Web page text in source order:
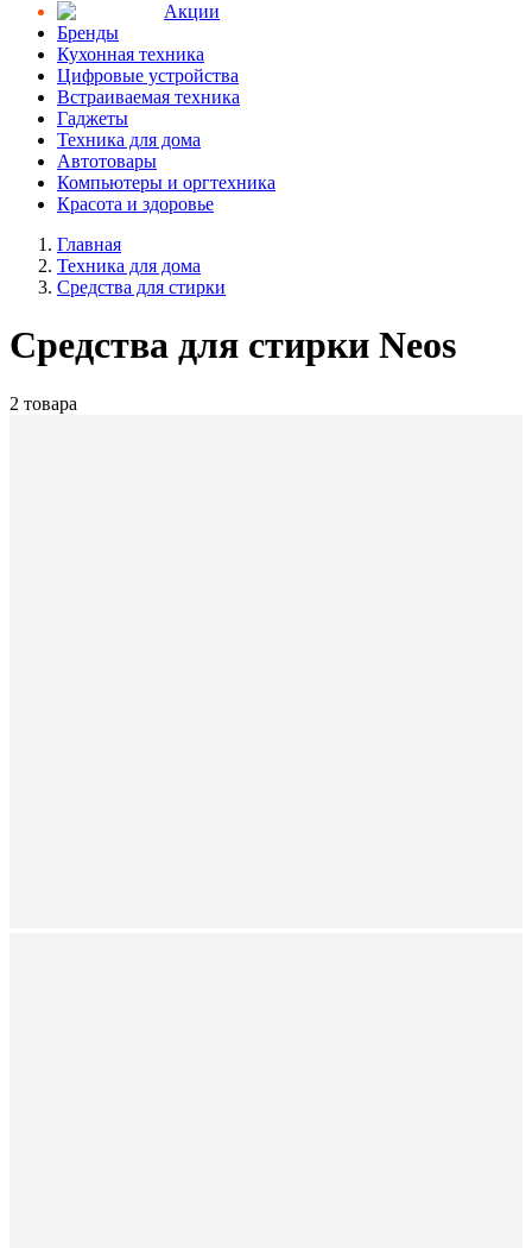
Aкции
Бренды
Кухонная техника
Цифровые устройства
Встраиваемая техника
Гаджеты
Техника для дома
Автотовары
Компьютеры и оргтехника
Красота и здоровье
Главная
Техника для дома
Средства для стирки
Средства для стирки Neos
2 товара